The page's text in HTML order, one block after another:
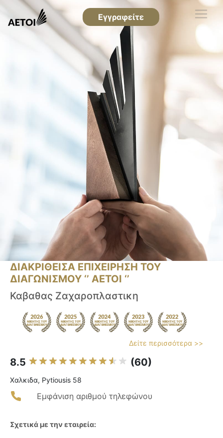
Εγγραφείτε
ΔΙΑΚΡΙΘΕΙΣΑ ΕΠΙΧΕΙΡΗΣΗ ΤΟΥ
ΔΙΑΓΩΝΙΣΜΟΥ ‘’ ΑΕΤΟΙ ‘’
Καβαθας Ζαχαροπλαστικη
Δείτε περισσότερα >>
8.5 (60)
Χαλκιδα, Pytiousis 58
Εμφάνιση αριθμού τηλεφώνου
Σχετικά με την εταιρεία: